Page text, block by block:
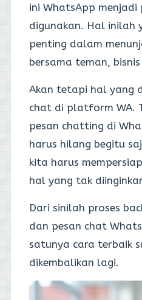
ini WhatsApp
digunakan. Hal inilah
penting dalam
bersama teman,
Akan tetapi hal yang
chat di platform WA.
pesan chatting di
harus hilang begitu
kita harus
hal yang tak
Dari sinilah proses
dan pesan chat
satunya cara terbaik
dikembalikan lagi.